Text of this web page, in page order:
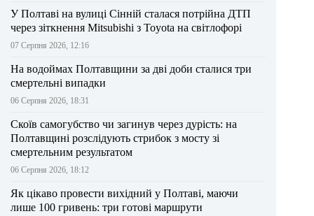
У Полтаві на вулиці Сінній сталася потрійна ДТП
через зіткнення Mitsubishi з Toyota на світлофорі
07 Серпня 2026, 12:16
На водоймах Полтавщини за дві доби сталися три
смертельні випадки
06 Серпня 2026, 18:31
Скоїв самогубство чи загинув через дурість: на
Полтавщині розслідують стрибок з мосту зі
смертельним результатом
06 Серпня 2026, 18:12
Як цікаво провести вихідний у Полтаві, маючи
лише 100 гривень: три готові маршрути